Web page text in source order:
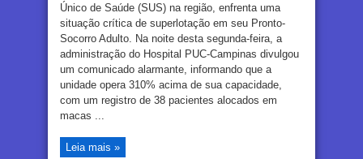
Único de Saúde (SUS) na região, enfrenta uma
situação crítica de superlotação em seu Pronto-
Socorro Adulto. Na noite desta segunda-feira, a
administração do Hospital PUC-Campinas divulgou
um comunicado alarmante, informando que a
unidade opera 310% acima de sua capacidade,
com um registro de 38 pacientes alocados em
macas ...
Leia mais »